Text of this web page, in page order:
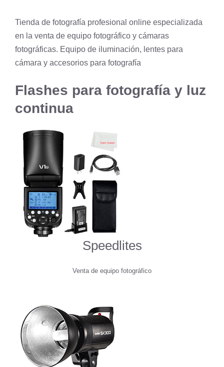
Tienda de fotografía profesional online especializada
en la venta de equipo fotográfico y cámaras
fotográficas. Equipo de iluminación, lentes para
cámara y accesorios para fotografía
Flashes para fotografía y luz
continua
Speedlites
Venta de equipo fotográfico